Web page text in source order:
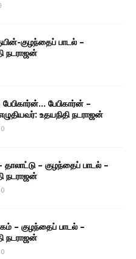
குழந்தைப் பாடல் –
நடராஜன்
பேபிகார்ன் –
உதயநிதி நடராஜன்
0
– குழந்தைப் பாடல் –
நடராஜன்
0
– குழந்தைப் பாடல் –
நடராஜன்
0